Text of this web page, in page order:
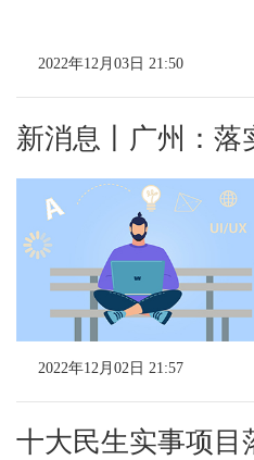
2022年12月03日 21:50
新消息丨广州：落
2022年12月02日 21:57
十大民生实事项目